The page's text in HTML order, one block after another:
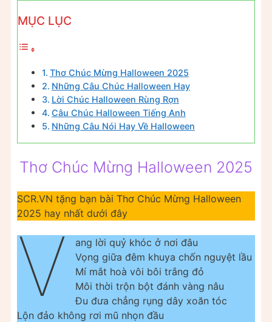
MỤC LỤC
Thơ Chúc Mừng Halloween 2025
Những Câu Chúc Halloween Hay
Lời Chúc Halloween Rùng Rợn
Câu Chúc Halloween Tiếng Anh
Những Câu Nói Hay Về Halloween
Thơ Chúc Mừng Halloween 2025
SCR.VN tặng bạn bài Thơ Chúc Mừng Halloween
2025 hay nhất dưới đây
V
ang lời quỷ khóc ở nơi đâu
Vọng giữa đêm khuya chốn nguyệt lầu
Mí mắt hoà vôi bôi trắng đỏ
Môi thời trộn bột đánh vàng nâu
Đu đưa chẳng rụng dây xoăn tóc
Lộn đảo không rơi mũ nhọn đầu